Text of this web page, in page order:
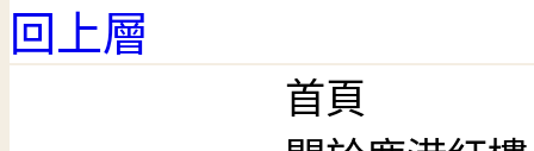
回上層
首頁